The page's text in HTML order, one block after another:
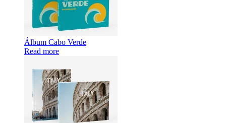
Álbum Cabo Verde
Read more